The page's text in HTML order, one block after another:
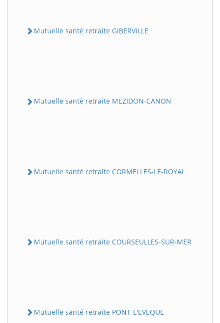
Mutuelle santé retraite GIBERVILLE
Mutuelle santé retraite MEZIDON-CANON
Mutuelle santé retraite CORMELLES-LE-ROYAL
Mutuelle santé retraite COURSEULLES-SUR-MER
Mutuelle santé retraite PONT-L'EVEQUE